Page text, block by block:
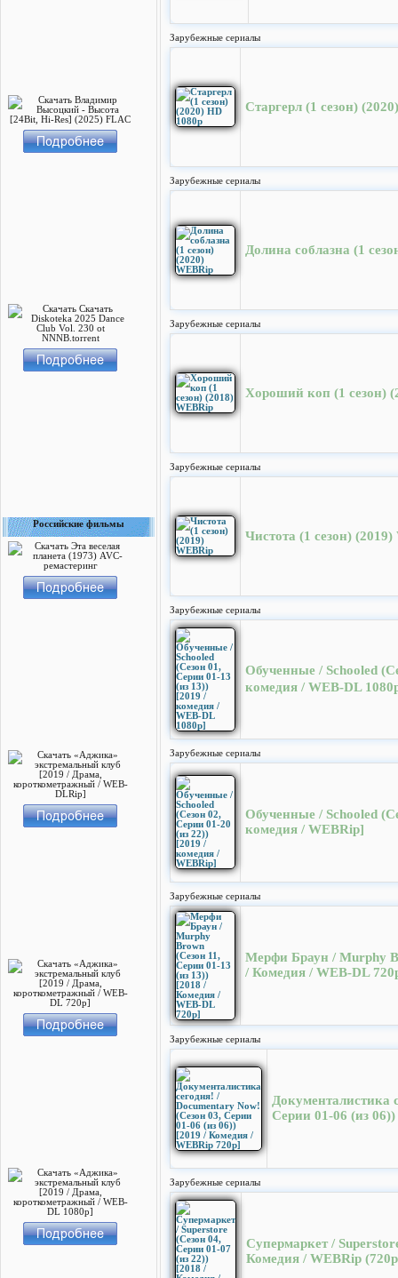
Российские фильмы
Зарубежные сериалы
Старгерл (1 сезон)
Зарубежные сериалы
Долина соблазна (1
Зарубежные сериалы
Хороший коп (1 cезон)
Зарубежные сериалы
Чистота (1 сезон)
Зарубежные сериалы
Обученные / Schooled
комедия / WEB-DL
Зарубежные сериалы
Обученные / Schooled
комедия / WEBRip]
Зарубежные сериалы
Мерфи Браун / Murphy
/ Комедия / WEB-DL
Зарубежные сериалы
Документалистика
Серии 01-06 (из
Зарубежные сериалы
Супермаркет /
Комедия / WEBRip